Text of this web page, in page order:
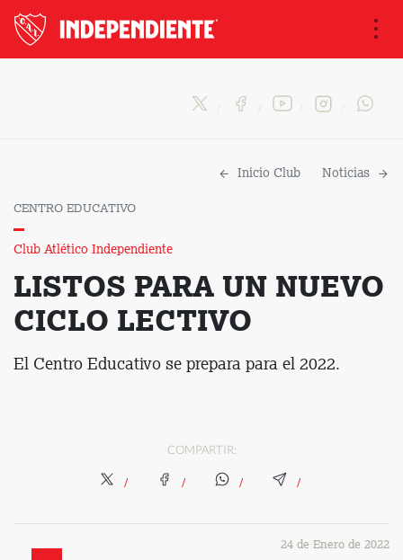
Noticias
Inicio Club
CENTRO EDUCATIVO
Club Atlético Independiente
LISTOS PARA UN NUEVO
CICLO LECTIVO
El Centro Educativo se prepara para el 2022.
COMPARTIR:
24 de Enero de 2022